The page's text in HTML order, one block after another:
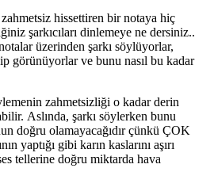
hissettiren bir notaya hiç
şarkıcıları dinlemeye ne dersiniz..
üzerinden şarkı söylüyorlar,
görünüyorlar ve bunu nasıl bu kadar
zahmetsizliği o kadar derin
Aslında, şarkı söylerken bunu
doğru olamayacağıdır çünkü ÇOK
yaptığı gibi karın kaslarını aşırı
tellerine doğru miktarda hava